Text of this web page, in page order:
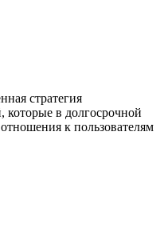
стратегия
которые в долгосрочной
к пользователям